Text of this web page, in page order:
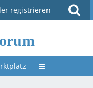
registrieren
Untermenü »